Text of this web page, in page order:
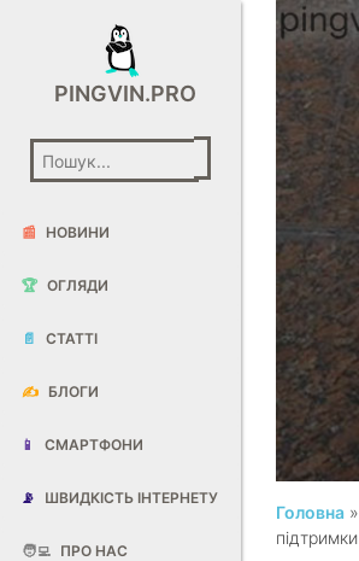
PINGVIN.PRO
📰 НОВИНИ
🏆 ОГЛЯДИ
📄 СТАТТІ
✍️ БЛОГИ
📱 СМАРТФОНИ
📡 ШВИДКІСТЬ ІНТЕРНЕТУ
🧑‍💻 ПРО НАС
Головна »